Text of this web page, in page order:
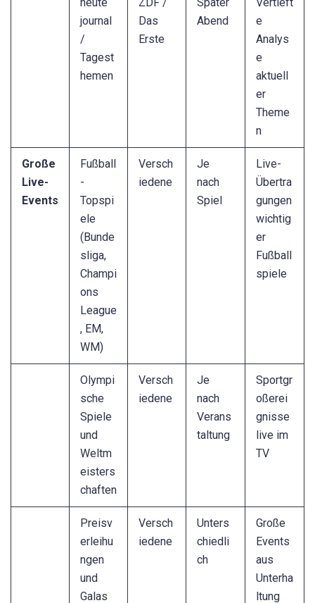
journal
/
Tagest
hemen
Das
Erste
Abend
e
Analys
e
aktuell
er
Theme
n
Große
Live-
Events
Fußball
-
Topspi
ele
(Bunde
sliga,
Champi
ons
League
, EM,
WM)
Versch
iedene
Je
nach
Spiel
Live-
Übertra
gungen
wichtig
er
Fußball
spiele
Olympi
sche
Spiele
und
Weltm
eisters
chaften
Versch
iedene
Je
nach
Verans
taltung
Sportgr
oßerei
gnisse
live im
TV
Preisv
erleihu
ngen
und
Galas
Versch
iedene
Unters
chiedli
ch
Große
Events
aus
Unterha
ltung